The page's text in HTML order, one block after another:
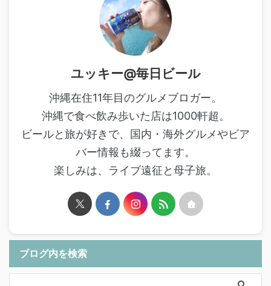
ユッキー@毎日ビール
沖縄在住11年目のグルメブロガー。
沖縄で食べ飲み歩いた店は1000軒超。
ビールと旅が好きで、国内・海外グルメやビア
バー情報も綴ってます。
楽しみは、ライブ遠征と母子旅。
ブログ内を検索